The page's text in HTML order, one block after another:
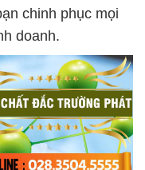
chinh phục mọi
doanh.